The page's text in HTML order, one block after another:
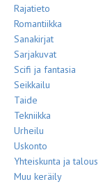
Rajatieto
Romantiikka
Sanakirjat
Sarjakuvat
Scifi ja fantasia
Seikkailu
Taide
Tekniikka
Urheilu
Uskonto
Yhteiskunta ja talous
Muu keräily